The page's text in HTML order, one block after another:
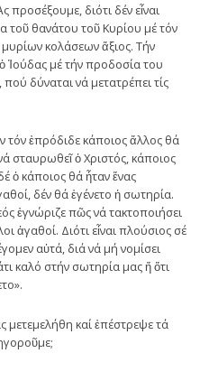
διότι δέν εἶναι
τοῦ θανάτου τοῦ Κυρίου μέ τόν
κολάσεων ἄξιος. Τήν
Ἰούδας μέ τήν προδοσία του
δύναται νά μετατρέπει τίς
τόν ἐπρόδιδε κάποιος ἄλλος θά
σταυρωθεῖ ὁ Χριστός, κάποιος
ὁ κάποιος θά ἦταν ἕνας
δέν θά ἐγένετο ἡ σωτηρία.
ἐγνώριζε πῶς νά τακτοποιήσει
ἀγαθοί. Διότι εἶναι πλούσιος σέ
αὐτά, διά νά μή νομίσει
καλό στήν σωτηρία μας ἤ ὅτι
καί ἐπέστρεψε τά